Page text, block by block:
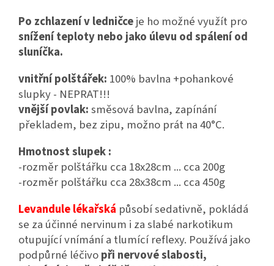
Po zchlazení v ledničceje ho možné využít pro
snížení teploty nebo jako úlevu od spálení od
sluníčka.
vnitřní polštářek: 100% bavlna +pohankové
slupky - NEPRAT!!!
vnější povlak:směsová bavlna, zapínání
překladem, bez zipu, možno prát na 40°C.
Hmotnost slupek :
-rozměr polštářku cca 18x28cm ... cca 200g
-rozměr polštářku cca 28x38cm ... cca 450g
Levandule lékařská působí sedativně, pokládá
se za účinné nervinum i za slabé narkotikum
otupující vnímání a tlumící reflexy. Používá jako
podpůrné léčivopři nervové slabosti,